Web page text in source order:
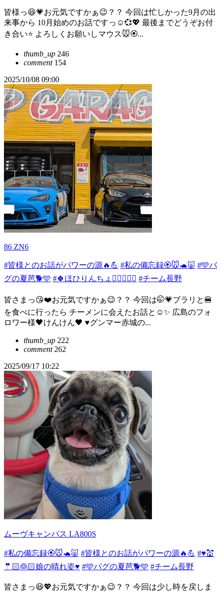
皆様っ😆💗お元気ですかぁ😉？？ 今回は忙しかった9月の出
来事から 10月始めのお話ですっ☺️💞💖 最後までどうぞお付
き合い⭐ よろしくお願いしマウス🐭🏵️...
thumb_up 246
comment154
2025/10/08 09:00
86 ZN6
#皆様とのお話がパワーの源🔥💪 #私の備忘録🏵️🐭🐢🐷 #🩵パ
グの夏芭🐕🩵 #🍀ほひりんちょ👉🏻👈🏻🍀 #チーム長野
皆さまっ😘❤️お元気ですかぁ😉？？ 今回は🤭💗ブラリと🍔
を食べに行ったら チーメンに会えたお話と☺️✨ 広島のフォ
ロワー様🖤けんけん🖤 ♥️グンマー赤城の...
thumb_up 222
comment262
2025/09/17 10:22
ムーヴキャンバス LA800S
#私の備忘録🏵️🐭🐢🐷 #皆様とのお話がパワーの源🔥💪 #♥️💒
🤵🏻👰🏻娘の晴れ姿♥️ #🩵パグの夏芭🐕🩵 #チーム長野
皆さまっ😆💖お元気ですかぁ😉？？ 今回は少し時を戻しま